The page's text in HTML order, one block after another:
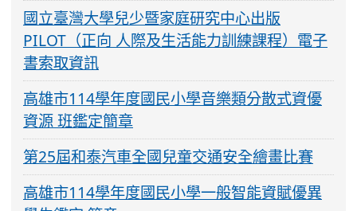
國立臺灣大學兒少暨家庭研究中心出版
PILOT（正向 人際及生活能力訓練課程）電子
書索取資訊
高雄市114學年度國民小學音樂類分散式資優
資源 班鑑定簡章
第25屆和泰汽車全國兒童交通安全繪畫比賽
高雄市114學年度國民小學一般智能資賦優異